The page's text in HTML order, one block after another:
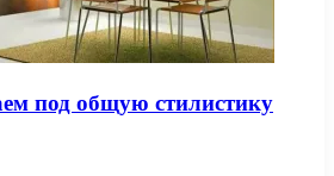
под общую стилистику